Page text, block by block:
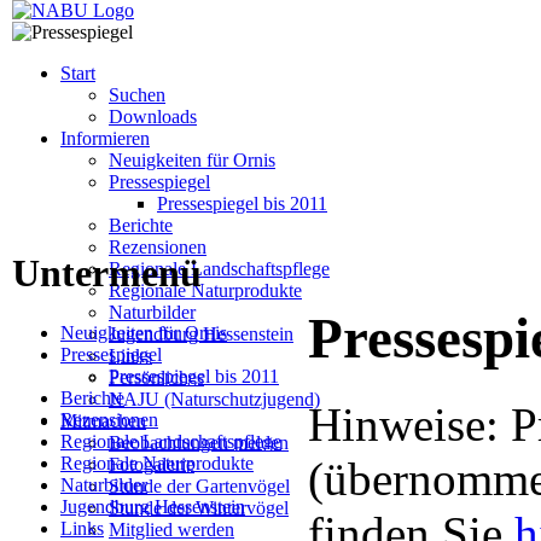
Start
Suchen
Downloads
Informieren
Neuigkeiten für Ornis
Pressespiegel
Pressespiegel bis 2011
Berichte
Rezensionen
Regionale Landschaftspflege
Regionale Naturprodukte
Naturbilder
Jugendburg Hessenstein
Links
Persönliches
NAJU (Naturschutzjugend)
Mitmachen
Beobachtungen melden
Fotogalerie
Stunde der Gartenvögel
Stunde der Wintervögel
Mitglied werden
Untermenü
Neuigkeiten für Ornis
Pressespiegel
Pressespiegel bis 2011
Berichte
Rezensionen
Regionale Landschaftspflege
Regionale Naturprodukte
Naturbilder
Jugendburg Hessenstein
Links
Hinweise: